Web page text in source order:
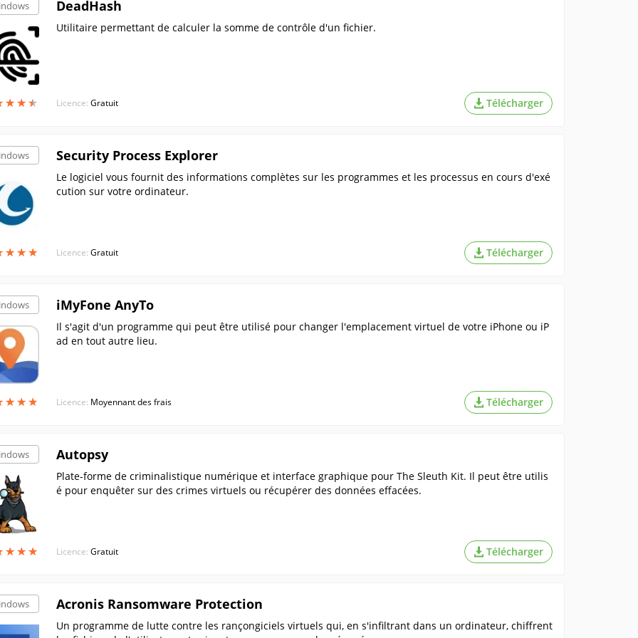
★★★
★★★
DeadHash
Utilitaire permettant de calculer la somme de contrôle d'un fichier.
Licence: Gratuit Télécharger
★★★
★★★
Security Process Explorer
Le logiciel vous fournit des informations complètes sur les programmes et les processus en cours d'exé
cution sur votre ordinateur.
Licence: Gratuit Télécharger
★★★
★★★
iMyFone AnyTo
Il s'agit d'un programme qui peut être utilisé pour changer l'emplacement virtuel de votre iPhone ou iP
ad en tout autre lieu.
Licence: Moyennant des frais Télécharger
★★★
★★★
Autopsy
Plate-forme de criminalistique numérique et interface graphique pour The Sleuth Kit. Il peut être utilis
é pour enquêter sur des crimes virtuels ou récupérer des données effacées.
Licence: Gratuit Télécharger
Acronis Ransomware Protection
Un programme de lutte contre les rançongiciels virtuels qui, en s'infiltrant dans un ordinateur, chiffrent